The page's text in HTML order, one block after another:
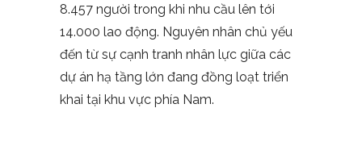
8.457 người trong khi nhu cầu lên tới
14.000 lao động. Nguyên nhân chủ yếu
đến từ sự cạnh tranh nhân lực giữa các
dự án hạ tầng lớn đang đồng loạt triển
khai tại khu vực phía Nam.